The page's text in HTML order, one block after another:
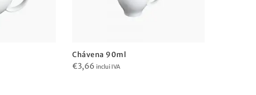
Chávena 90ml
€3,66 inclui IVA